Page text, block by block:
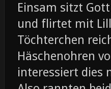
Einsam sitzt
und flirtet mit
Töchterchen
Häschenohren
interessiert dies